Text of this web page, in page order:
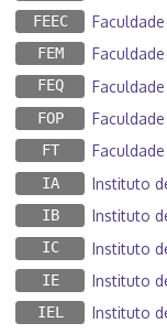
FEEC
FEM
FEQ
FOP
FT
IA Instituto
IB Instituto
IC Instituto
IE Instituto
IEL Instituto